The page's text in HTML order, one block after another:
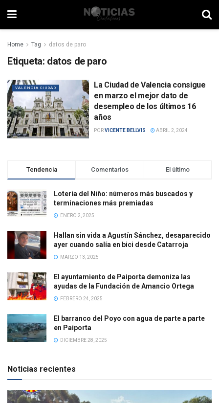
Home Tag datos de paro
Etiqueta: datos de paro
VALENCIA CIUDAD
La Ciudad de Valencia consigue
en marzo el mejor dato de
desempleo de los últimos 16
años
PORVICENTE BELLVIS ABRIL 2, 2024
Tendencia Comentarios El último
Lotería del Niño: números más buscados y
terminaciones más premiadas
ENERO 2, 2025
Hallan sin vida a Agustín Sánchez, desaparecido
ayer cuando salía en bici desde Catarroja
MARZO 13, 2025
El ayuntamiento de Paiporta demoniza las
ayudas de la Fundación de Amancio Ortega
FEBRERO 24, 2025
El barranco del Poyo con agua de parte a parte
en Paiporta
DICIEMBRE 28, 2025
Noticias recientes